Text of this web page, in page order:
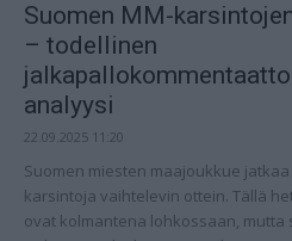
Suomen MM-
– todellinen
analyysi
22.09.2025 11:20
Suomen miesten maajoukkue jatkaa
karsintoja vaihtelevin ottein. Tällä
ovat kolmantena lohkossaan, mutta